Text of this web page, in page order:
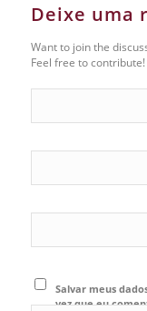
Deixe uma
Want to join the
Feel free to contribute!
Salvar meus
vez que eu